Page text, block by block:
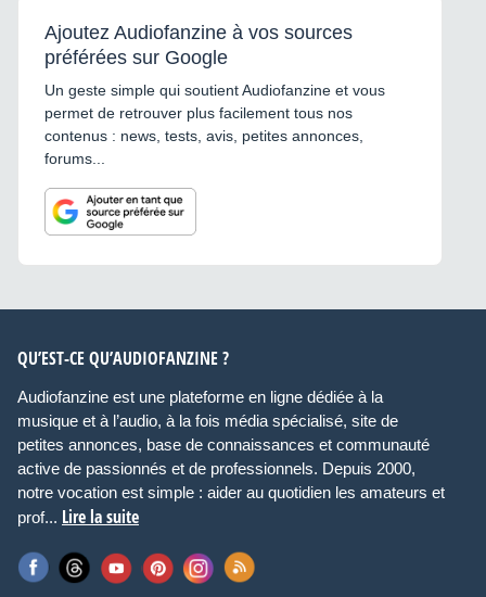
Ajoutez Audiofanzine à vos sources
préférées sur Google
Un geste simple qui soutient Audiofanzine et vous
permet de retrouver plus facilement tous nos
contenus : news, tests, avis, petites annonces,
forums...
QU’EST-CE QU’AUDIOFANZINE ?
Audiofanzine est une plateforme en ligne dédiée à la
musique et à l’audio, à la fois média spécialisé, site de
petites annonces, base de connaissances et communauté
active de passionnés et de professionnels. Depuis 2000,
notre vocation est simple : aider au quotidien les amateurs et
prof... Lire la suite